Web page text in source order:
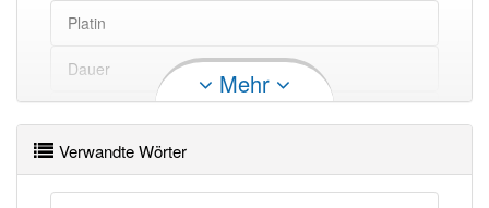
Platin
Dauer
Kleinbuchstabe
Mehr
Verwandte Wörter